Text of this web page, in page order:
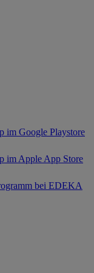
im Google Playstore
im Apple App Store
bei EDEKA